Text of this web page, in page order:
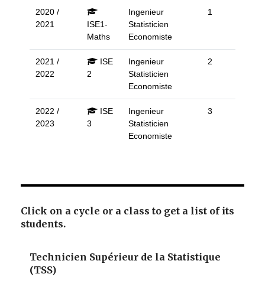
2020 /
2021
ISE1-
Maths
Ingenieur
Statisticien
Economiste
1
2021 /
2022
ISE
2
Ingenieur
Statisticien
Economiste
2
2022 /
2023
ISE
3
Ingenieur
Statisticien
Economiste
3
Click on a cycle or a class to get a list of its
students.
Technicien Supérieur de la Statistique
(TSS)